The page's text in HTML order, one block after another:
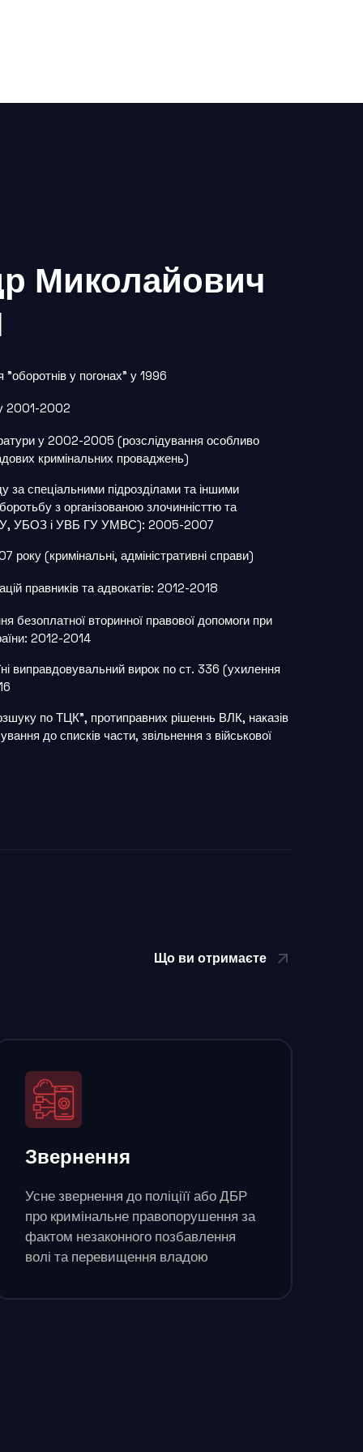
Миколайович
"оборотнів у погонах" у 1996
2001-2002
у 2002-2005 (розслідування особливо
кримінальних проваджень)
за спеціальними підрозділами та іншими
з організованою злочинністтю та
УБОЗ і УВБ ГУ УМВС): 2005-2007
року (кримінальні, адміністративні справи)
правників та адвокатів: 2012-2018
безоплатної вторинної правової допомоги при
2012-2014
виправдовувальний вирок по ст. 336 (ухилення
по ТЦК", протиправних рішеннь ВЛК, наказів
до списків части, звільнення з військової
Що ви отримаєте
Звернення
Усне звернення до поліціїї або ДБР
про кримінальне правопорушення за
фактом незаконного позбавлення
волі та перевищення владою